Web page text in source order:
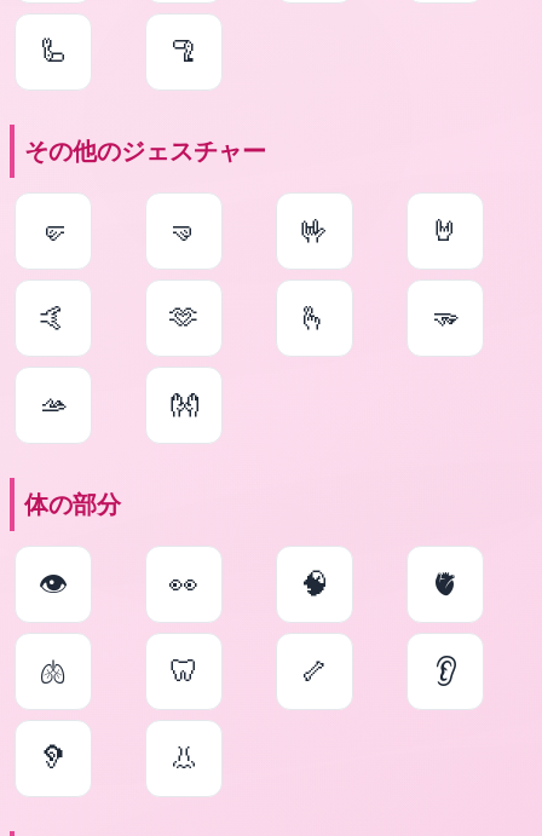
🦾 🦿
その他のジェスチャー
🤛 🤜 🤟 🤘
🤙 🫶 🫰 🫳
🫴 👐
体の部分
👁 👀 🧠 🫀
🫁 🦷 🦴 👂
🦻 👃